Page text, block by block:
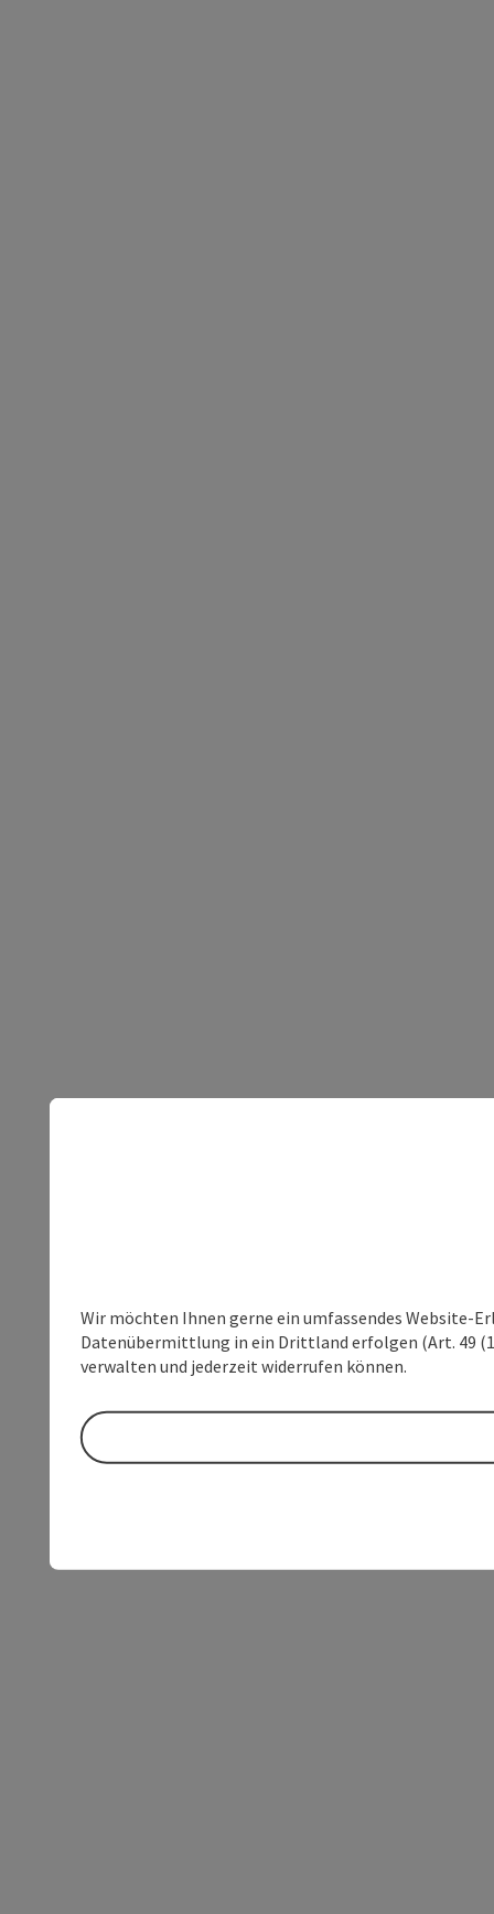
Wir möchten Ihnen gerne ein umfassendes Website-
Datenübermittlung in ein Drittland erfolgen (Art. 49
verwalten und jederzeit widerrufen können.